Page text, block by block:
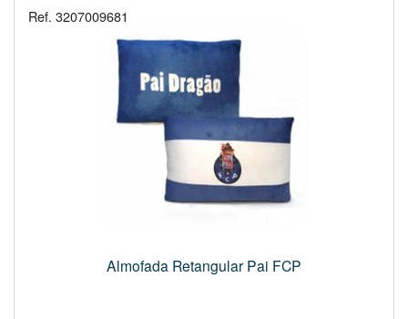
Ref. 3207009681
Almofada Retangular Pai FCP